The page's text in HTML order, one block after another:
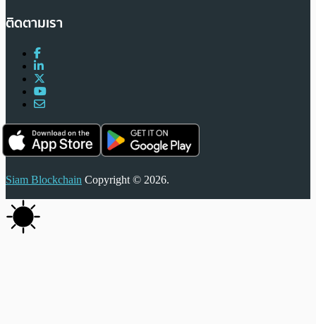
ติดตามเรา
Siam Blockchain Copyright © 2026.